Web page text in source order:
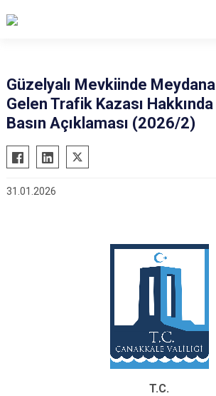
Güzelyalı Mevkiinde Meydana
Gelen Trafik Kazası Hakkında
Basın Açıklaması (2026/2)
31.01.2026
T.C.